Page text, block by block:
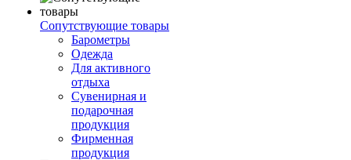
Сопутствующие товары
Барометры
Одежда
Для активного
отдыха
Сувенирная и
подарочная
продукция
Фирменная
продукция